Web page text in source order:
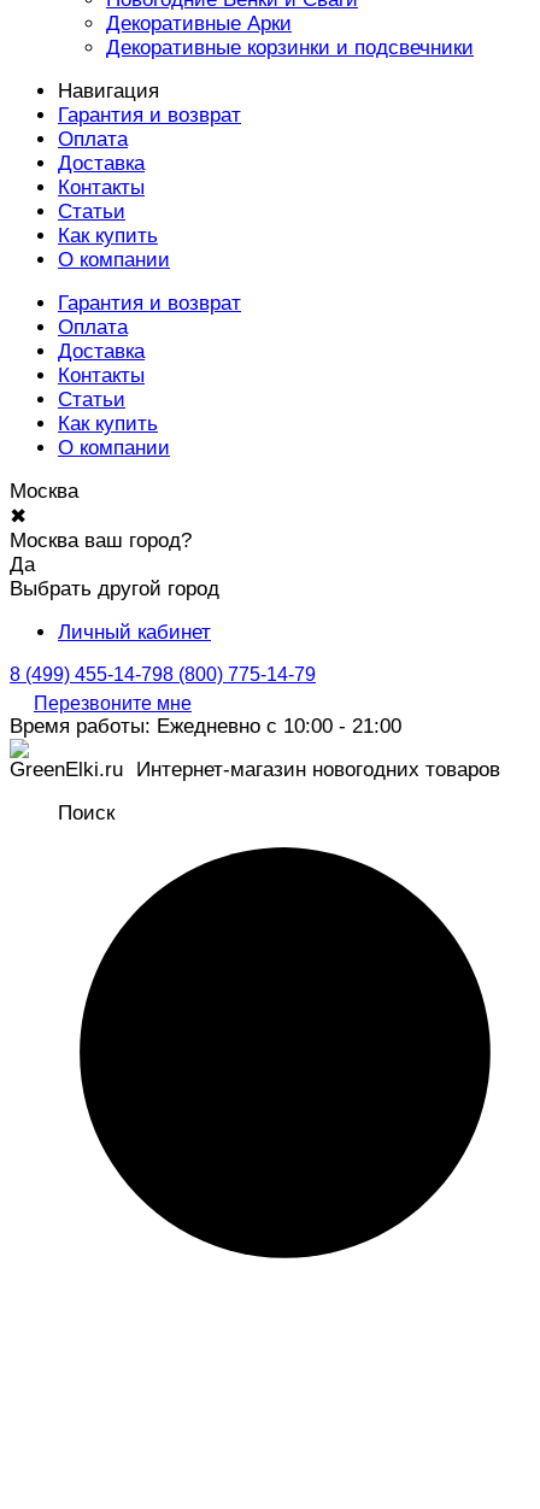
Декоративные Арки
Декоративные корзинки и подсвечники
Навигация
Гарантия и возврат
Оплата
Доставка
Контакты
Статьи
Как купить
О компании
Гарантия и возврат
Оплата
Доставка
Контакты
Статьи
Как купить
О компании
Москва
✖
Москва ваш город?
Да
Выбрать другой город
Личный кабинет
8 (499) 455-14-798 (800) 775-14-79
Перезвоните мне
Время работы: Ежедневно с 10:00 - 21:00
Интернет-магазин новогодних товаров
Поиск